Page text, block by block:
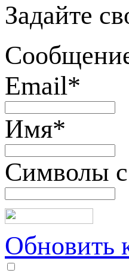
Задайте
Email*
Имя*
Символы
Обновить